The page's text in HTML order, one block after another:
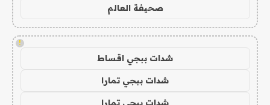
صحيفة العالم
!
شدات ببجي اقساط
شدات ببجي تمارا
شدات ببجي تمارا